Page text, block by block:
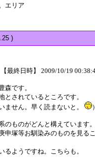
エリア
)
最終日時】 2009/10/19
森です。
されているところです。
ません。早く読まないと。
）
ものがどんと構えています。
申塚等お馴染みのものを見る
るようですね。こちらも。